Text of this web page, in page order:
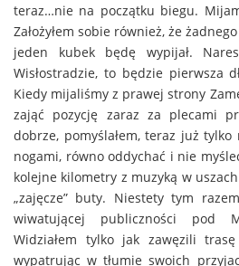
teraz…nie na początku biegu.
Założyłem sobie również, że
jeden kubek będę wypijał.
Wisłostradzie, to będzie pierwsza
Kiedy mijaliśmy z prawej strony
zająć pozycję zaraz za plecami
dobrze, pomyślałem, teraz już
nogami, równo oddychać i nie
kolejne kilometry z muzyką w
„zajęcze” buty. Niestety tym
wiwatującej publiczności pod
Widziałem tylko jak zawęzili
wypatrując w tłumie swoich